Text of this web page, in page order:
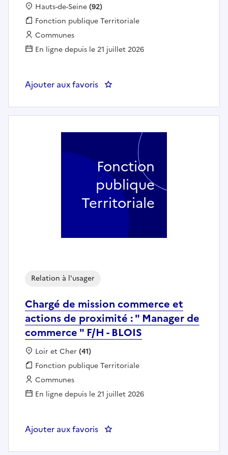
Localisation :
Hauts-de-Seine(92)
Fonction publique :
Fonction publique Territoriale
Employeur :
Communes
En ligne depuis le 21 juillet 2026
Ajouter aux favoris : Médiation Installations
Chargé de mission commerce et
actions de proximité : " Manager de
commerce " F/H - BLOIS
Relation à l'usager
Localisation :
Loir et Cher (41)
Fonction publique :
Fonction publique Territoriale
Employeur :
Communes
En ligne depuis le 21 juillet 2026
Ajouter aux favoris
Fonction
publique
Territoriale